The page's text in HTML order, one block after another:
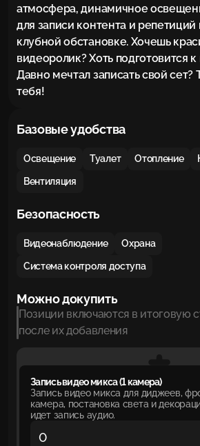
атмосфера, динамичное
для записи контента и
клубной обстановке. Хочешь
видеоролик? Хоть подготовится
Давно мечтал записать свой сет?
тебя!
Базовые удобства
Освещение Туалет Отопление
Вентиляция
Безопасность
Видеонаблюдение Охрана
Система контроля доступа
Можно докупить
Позиции включаются в итоговую
после их добавления
Запись видео микса (1 камера)
Запись видео микса для диджеев,
камера, постановка света и
идет запись аудио.